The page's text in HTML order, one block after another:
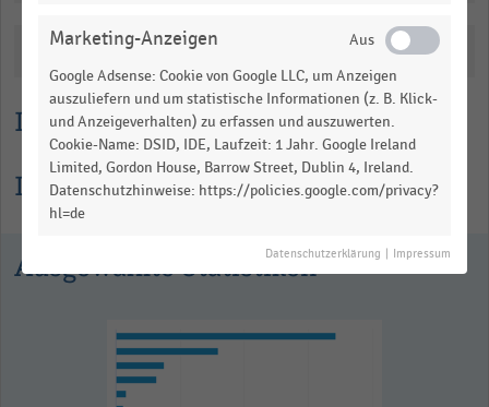
Lesehilfe
Informationen zur Statistik
Katalogisierung
Ausgewählte Statistiken
Marketing-Anzeigen
Google Adsense: Cookie von Google LLC, um Anzeigen
auszuliefern und um statistische Informationen (z. B. Klick-
und Anzeigeverhalten) zu erfassen und auszuwerten.
Cookie-Name: DSID, IDE, Laufzeit: 1 Jahr. Google Ireland
Limited, Gordon House, Barrow Street, Dublin 4, Ireland.
Datenschutzhinweise: https://policies.google.com/privacy?
hl=de
Datenschutzerklärung Impressum